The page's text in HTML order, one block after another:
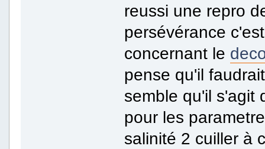
reussi une repro
persévérance
concernant le
pense qu'il
semble qu'il s'agit
pour les
salinité 2 cuiller à